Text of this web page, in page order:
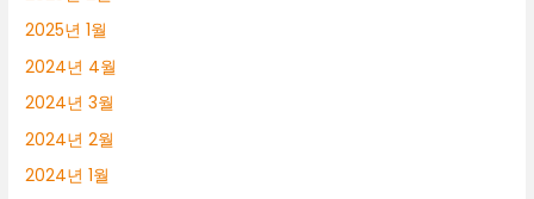
2025년 1월
2024년 4월
2024년 3월
2024년 2월
2024년 1월